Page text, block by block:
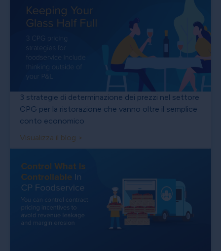
3 strategie di determinazione dei prezzi nel settore
CPG per la ristorazione che vanno oltre il semplice
conto economico
Visualizza il blog >